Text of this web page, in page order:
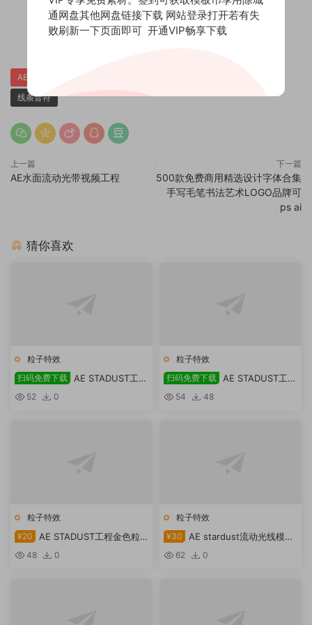
0 赏 0
AE模板下载
线条音符
上一篇
AE水面流动光带视频工程
下一篇
500款免费商用精选设计字体合集
手写毛笔书法艺术LOGO品牌可
ps ai
猜你喜欢
粒子特效
扫码免费下载 AE STADUST工程
金流动线条粒子免费下载
52 0
粒子特效
扫码免费下载 AE STADUST工程
金色粒子视频背景2免费下载
54 48
粒子特效
¥20
AE STADUST工程金色粒
子视频背景
48 0
粒子特效
¥30
AE stardust流动光线模板
下载62 0
通网盘其他网盘链接下载 网站登录打开若有失
败刷新一下页面即可 开通VIP畅享下载